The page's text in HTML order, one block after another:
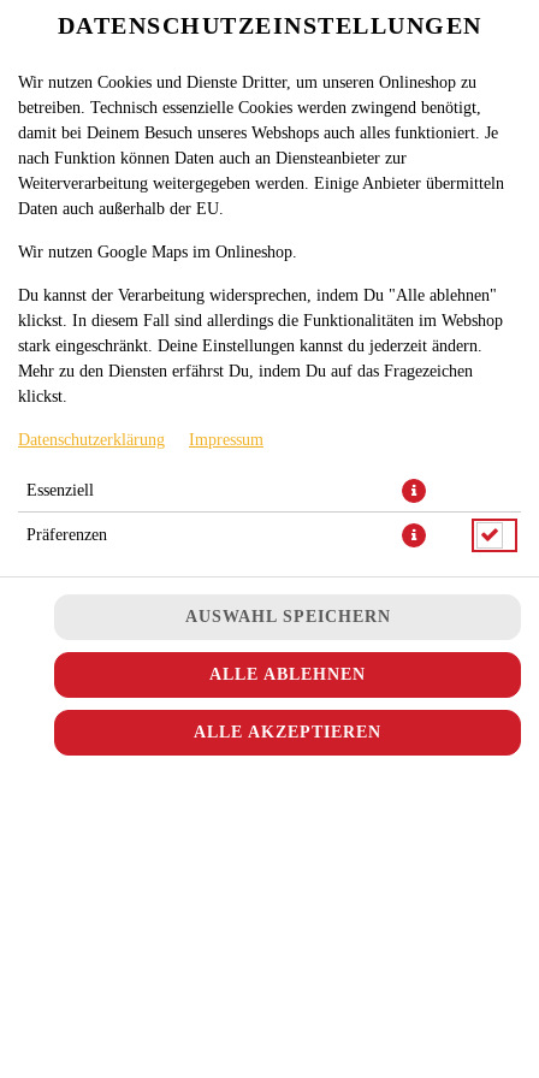
DE
SPRACHE ÄNDERN
SUMMER SALAT
mit Eisbergsalat, Gurken, Hähnchenbruststreifen, Ananas, Käse und
Tomaten
DATENSCHUTZEINSTELLUNGEN
Wir nutzen Cookies und Dienste Dritter, um unseren Onlineshop zu
betreiben. Technisch essenzielle Cookies werden zwingend benötigt,
damit bei Deinem Besuch unseres Webshops auch alles funktioniert. Je
nach Funktion können Daten auch an Diensteanbieter zur
Weiterverarbeitung weitergegeben werden. Einige Anbieter übermitteln
Daten auch außerhalb der EU.
Wir nutzen Google Maps im Onlineshop.
Du kannst der Verarbeitung widersprechen, indem Du "Alle ablehnen"
klickst. In diesem Fall sind allerdings die Funktionalitäten im Webshop
stark eingeschränkt. Deine Einstellungen kannst du jederzeit ändern.
Mehr zu den Diensten erfährst Du, indem Du auf das Fragezeichen
klickst.
Datenschutzerklärung Impressum
Essenziell
Präferenzen
AUSWAHL SPEICHERN
ALLE ABLEHNEN
ALLE AKZEPTIEREN